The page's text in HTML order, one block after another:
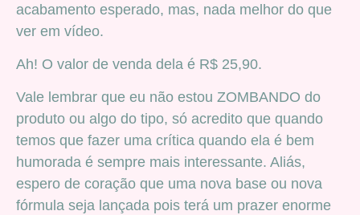
acabamento esperado, mas, nada melhor do que
ver em vídeo.
Ah! O valor de venda dela é R$ 25,90.
Vale lembrar que eu não estou ZOMBANDO do
produto ou algo do tipo, só acredito que quando
temos que fazer uma crítica quando ela é bem
humorada é sempre mais interessante. Aliás,
espero de coração que uma nova base ou nova
fórmula seja lançada pois terá um prazer enorme